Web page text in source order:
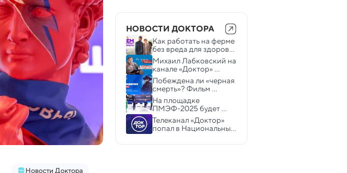
Новости Доктора
НОВОСТИ ДОКТОРА
Как работать на ферме
без вреда для здоровья
— расскажет
«Медицинский
репортер» на канале
«Доктор»
Михаил Лабковский на
канале «Доктор»
расскажет, что стоит за
разрушительной
ревностью
Побеждена ли «черная
смерть»? Фильм
«Эпидемия. Чума» на
канале «Доктор»
На площадке
ПМЭФ-2025 будет
работать
пространство
«Здоровое общество»
Телеканал «Доктор»
попал в Национальный